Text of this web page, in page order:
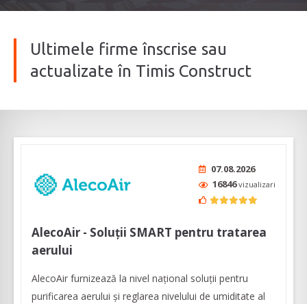
Ultimele firme înscrise sau
actualizate în Timis Construct
07.08.2026
16846vizualizari
AlecoAir - Soluții SMART pentru tratarea
aerului
AlecoAir furnizează la nivel național soluții pentru
purificarea aerului și reglarea nivelului de umiditate al